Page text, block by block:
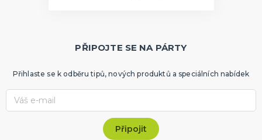
PŘIPOJTE SE NA PÁRTY
Přihlaste se k odběru tipů, nových produktů a speciálních nabídek